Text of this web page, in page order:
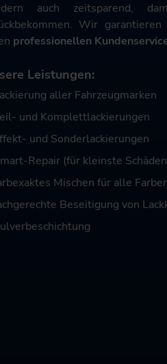
auch zeitsparend,
Wir
professionellen
Leistungen:
aller Fahrzeugmarken
und Komplettlackierungen
und Sonderlackierungen
Repair (für kleinste
Mischen für alle
Beseitigung von